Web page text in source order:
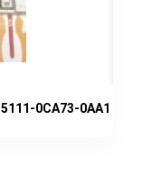
0CA73-0AA1